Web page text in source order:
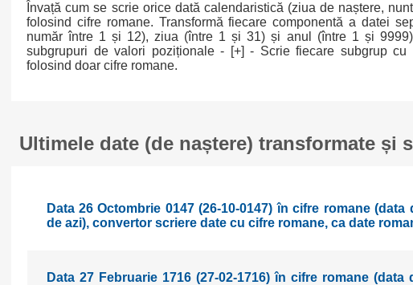
Învață cum se scrie orice dată calendaristică (ziua de naștere,
folosind cifre romane. Transformă fiecare componentă a datei
număr între 1 și 12), ziua (între 1 și 31) și anul (între 1 și
subgrupuri de valori poziționale - [+] - Scrie fiecare subgrup
folosind doar cifre romane.
Ultimele date (de naștere) transformate și
Data 26 Octombrie 0147 (26-10-0147) în cifre romane (data
de azi), convertor scriere date cu cifre romane, ca date
Data 27 Februarie 1716 (27-02-1716) în cifre romane (data